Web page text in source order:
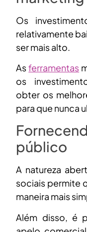
Os
relativamente
ser mais alto.
Asferramentas
os
obter os
para que nunca
público
A natureza
sociais permite
maneira mais
Além disso, é